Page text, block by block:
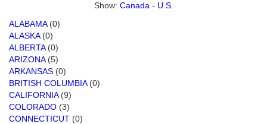
Show: Canada - U.S.
ALABAMA(0)
ALASKA(0)
ALBERTA(0)
ARIZONA(5)
ARKANSAS (0)
BRITISH COLUMBIA(0)
CALIFORNIA(9)
COLORADO (3)
CONNECTICUT (0)